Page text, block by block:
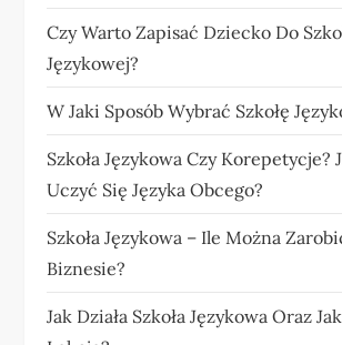
Czy Warto Zapisać Dziecko Do
Językowej?
W Jaki Sposób Wybrać Szkołę
Szkoła Językowa Czy Korepetycje?
Uczyć Się Języka Obcego?
Szkoła Językowa – Ile Można
Biznesie?
Jak Działa Szkoła Językowa Oraz